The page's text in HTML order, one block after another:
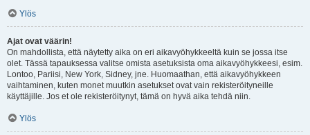
Ylös
Ajat ovat väärin!
On mahdollista, että näytetty aika on eri aikavyöhykkeeltä kuin se jossa itse
olet. Tässä tapauksessa valitse omista asetuksista oma aikavyöhykkeesi, esim.
Lontoo, Pariisi, New York, Sidney, jne. Huomaathan, että aikavyöhykkeen
vaihtaminen, kuten monet muutkin asetukset ovat vain rekisteröityneille
käyttäjille. Jos et ole rekisteröitynyt, tämä on hyvä aika tehdä niin.
Ylös